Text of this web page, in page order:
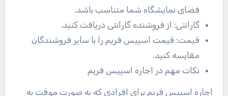
فضای نمایشگاه شما متناسب باشد.
گارانتی: از فروشنده گارانتی دریافت کنید.
قیمت: قیمت اسپیس فریم را با سایر فروشندگان
مقایسه کنید.
نکات مهم در اجاره اسپیس فریم
اجاره اسپیس فریم برای افرادی که به صورت موقت به